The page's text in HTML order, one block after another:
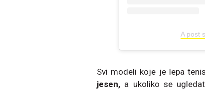
A post
Svi modeli koje je lepa
jesen, a ukoliko se